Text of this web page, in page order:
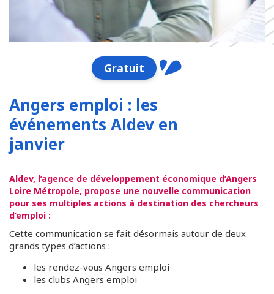
Gratuit
Angers emploi : les
événements Aldev en
janvier
Aldev, l’agence de développement économique d’Angers
Loire Métropole, propose une nouvelle communication
pour ses multiples actions à destination des chercheurs
d’emploi :
Cette communication se fait désormais autour de deux
grands types d’actions :
les rendez-vous Angers emploi
les clubs Angers emploi